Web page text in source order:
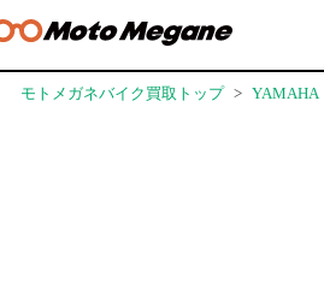
モトメガネバイク買取トップ YAMAHA